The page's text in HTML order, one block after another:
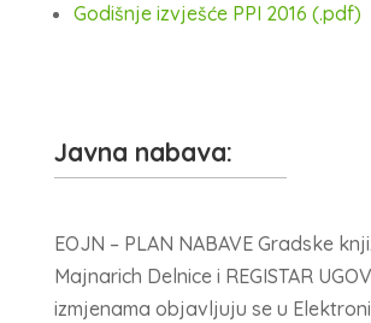
Godišnje izvješće PPI 2016 (.pdf)
Javna nabava:
EOJN – PLAN NABAVE Gradske
Majnarich Delnice i REGISTAR
izmjenama objavljuju se u